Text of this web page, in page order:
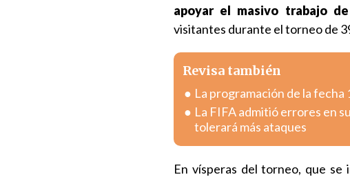
apoyar el masivo trabajo
visitantes durante el torneo de
Revisa también
La programación de la fecha
La FIFA admitió errores en
tolerará más ataques
En vísperas del torneo, que se